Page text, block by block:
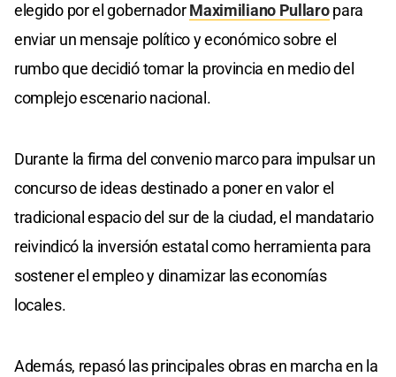
elegido por el gobernadorMaximiliano Pullaropara
enviar un mensaje político y económico sobre el
rumbo que decidió tomar la provincia en medio del
complejo escenario nacional.
Durante la firma del convenio marco para impulsar un
concurso de ideas destinado a poner en valor el
tradicional espacio del sur de la ciudad, el mandatario
reivindicó la inversión estatal como herramienta para
sostener el empleo y dinamizar las economías
locales.
Además, repasó las principales obras en marcha en la